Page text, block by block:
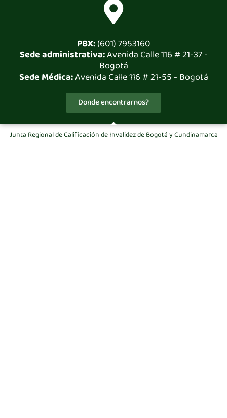
PBX:(601) 7953160
Sede administrativa:Avenida Calle 116 # 21-37 -
Bogotá
Sede Médica:Avenida Calle 116 # 21-55 - Bogotá
Donde encontrarnos?
Junta Regional de Calificación de Invalidez de Bogotá y Cundinamarca